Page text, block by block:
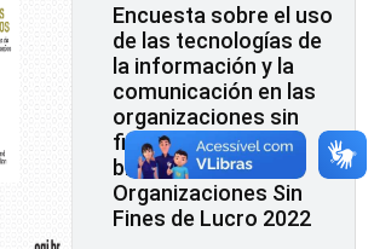
Encuesta sobre el uso
de las tecnologías de
la información y la
comunicación en las
organizaciones sin
fines de lucro
brasileñas - TIC
Organizaciones Sin
Fines de Lucro 2022